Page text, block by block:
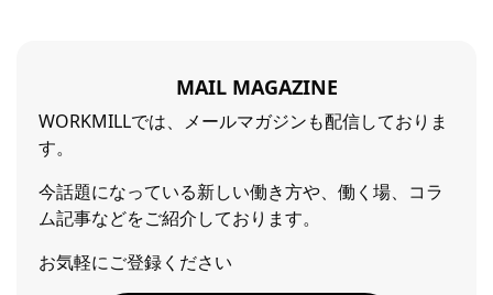
MAIL MAGAZINE
WORKMILLでは、メールマガジンも配信しておりま
す。
今話題になっている新しい働き方や、働く場、コラ
ム記事などをご紹介しております。
お気軽にご登録ください